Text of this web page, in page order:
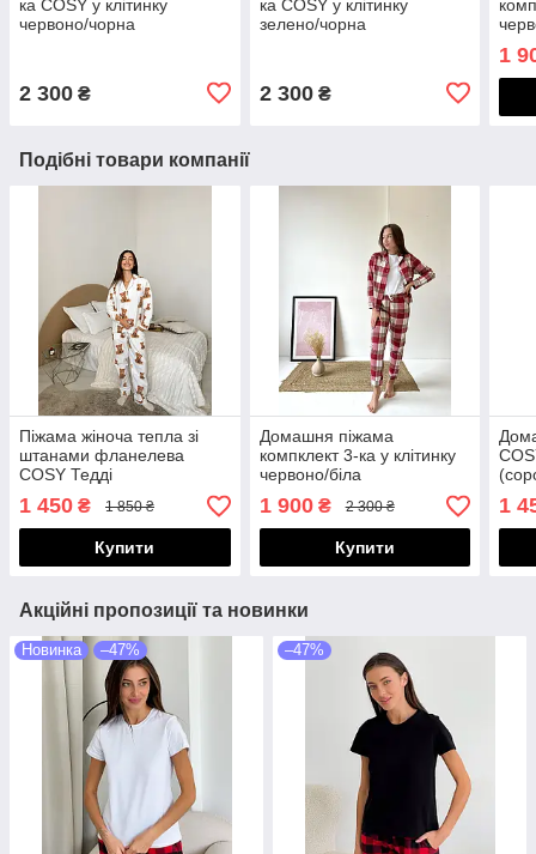
ка COSY у клітинку
червоно/чорна
2 300 ₴
ка COSY у клітинку
зелено/чорна
2 300₴
1
Подібні товари компанії
Піжама жіноча тепла зі
штанами фланелева
COSY Тедді
(сорочка+штани) XL біла
1 450 ₴ 1 850 ₴
Купити
Домашня піжама
компклект 3-ка у клітинку
червоно/біла
(сорочка+штани+футболка)
1 900₴ 2 300 ₴
Купити
1
Акційні пропозиції та новинки
Новинка –47% –47%